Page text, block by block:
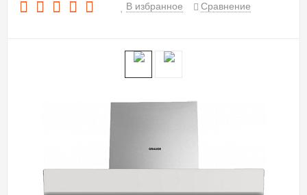
В избранное Сравнение